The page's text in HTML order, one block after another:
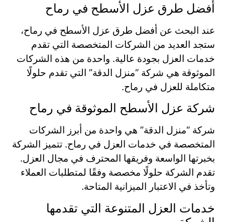
أفضل طرق عزل الأسطح في رماح
عند البحث عن أفضل طرق عزل الأسطح في رماح،
ستجد العديد من الشركات المتخصصة التي تقدم
خدمات العزل بجودة عالية. واحدة من هذه الشركات
الموثوقة هي شركة “منزل الدقة” التي تقدم حلولًا
متكاملة للعزل في رماح.
شركة عزل الأسطح الموثوقة في رماح
شركة “منزل الدقة” هي واحدة من أبرز الشركات
المتخصصة في خدمات العزل في رماح. تتميز الشركة
بخبرتها الواسعة وفريقها المحترف في مجال العزل.
تقدم الشركة حلولًا مخصصة وفقًا لمتطلبات العملاء
وتأخذ في الاعتبار الميزانية المتاحة.
خدمات العزل المتنوعة التي تقدمها